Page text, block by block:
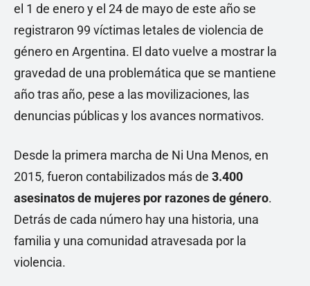
el 1 de enero y el 24 de mayo de este año se
registraron 99 víctimas letales de violencia de
género en Argentina. El dato vuelve a mostrar la
gravedad de una problemática que se mantiene
año tras año, pese a las movilizaciones, las
denuncias públicas y los avances normativos.
Desde la primera marcha de Ni Una Menos, en
2015, fueron contabilizados más de 3.400
asesinatos de mujeres por razones de género.
Detrás de cada número hay una historia, una
familia y una comunidad atravesada por la
violencia.